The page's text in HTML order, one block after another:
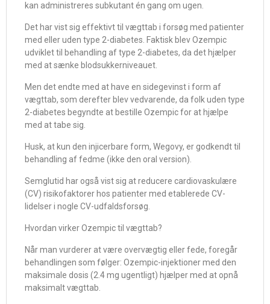
kan administreres subkutant én gang om ugen.
Det har vist sig effektivt til vægttab i forsøg med patienter
med eller uden type 2-diabetes. Faktisk blev Ozempic
udviklet til behandling af type 2-diabetes, da det hjælper
med at sænke blodsukkerniveauet.
Men det endte med at have en sidegevinst i form af
vægttab, som derefter blev vedvarende, da folk uden type
2-diabetes begyndte at bestille Ozempic for at hjælpe
med at tabe sig.
Husk, at kun den injicerbare form, Wegovy, er godkendt til
behandling af fedme (ikke den oral version).
Semglutid har også vist sig at reducere cardiovaskulære
(CV) risikofaktorer hos patienter med etablerede CV-
lidelser i nogle CV-udfaldsforsøg.
Hvordan virker Ozempic til vægttab?
Når man vurderer at være overvægtig eller fede, foregår
behandlingen som følger: Ozempic-injektioner med den
maksimale dosis (2.4 mg ugentligt) hjælper med at opnå
maksimalt vægttab.